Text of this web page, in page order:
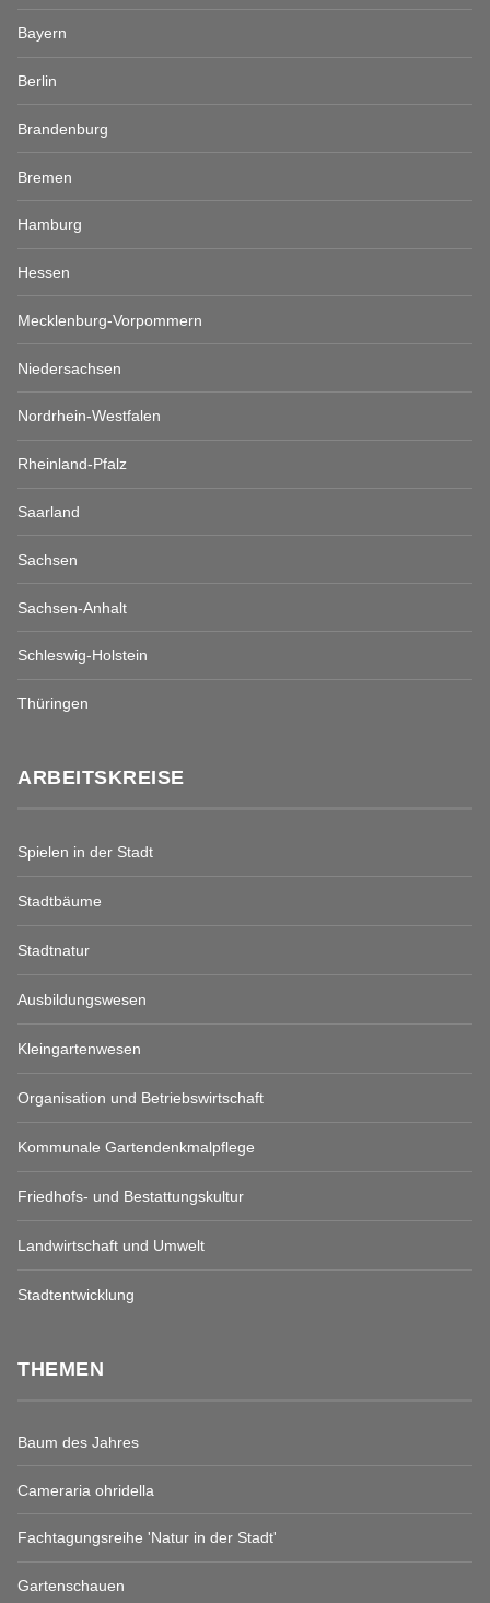
Bayern
Berlin
Brandenburg
Bremen
Hamburg
Hessen
Mecklenburg-Vorpommern
Niedersachsen
Nordrhein-Westfalen
Rheinland-Pfalz
Saarland
Sachsen
Sachsen-Anhalt
Schleswig-Holstein
Thüringen
ARBEITSKREISE
Spielen in der Stadt
Stadtbäume
Stadtnatur
Ausbildungswesen
Kleingartenwesen
Organisation und Betriebswirtschaft
Kommunale Gartendenkmalpflege
Friedhofs- und Bestattungskultur
Landwirtschaft und Umwelt
Stadtentwicklung
THEMEN
Baum des Jahres
Cameraria ohridella
Fachtagungsreihe 'Natur in der Stadt'
Gartenschauen